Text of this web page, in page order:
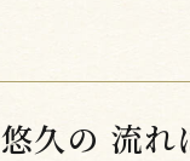
悠久の 流れ